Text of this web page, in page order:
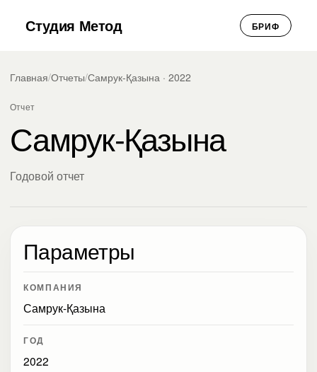
Студия Метод БРИФ
Главная/Отчеты/Самрук-Қазына · 2022
Отчет
Самрук-Қазына
Годовой отчет
Параметры
КОМПАНИЯ
Самрук-Қазына
ГОД
2022